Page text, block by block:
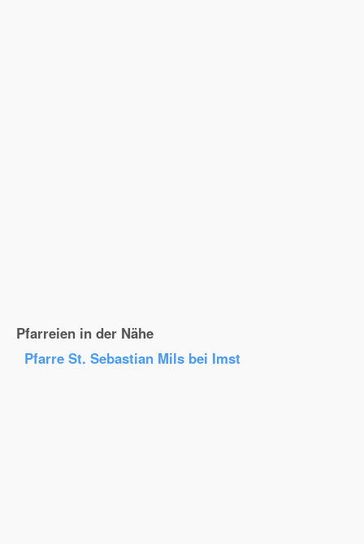
Pfarreien in der Nähe
Pfarre St. Sebastian Mils bei Imst